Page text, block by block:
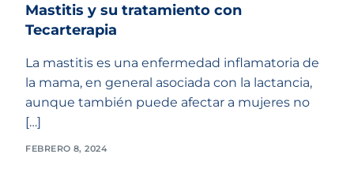
Mastitis y su tratamiento con
Tecarterapia
La mastitis es una enfermedad inflamatoria de
la mama, en general asociada con la lactancia,
aunque también puede afectar a mujeres no
[…]
FEBRERO 8, 2024